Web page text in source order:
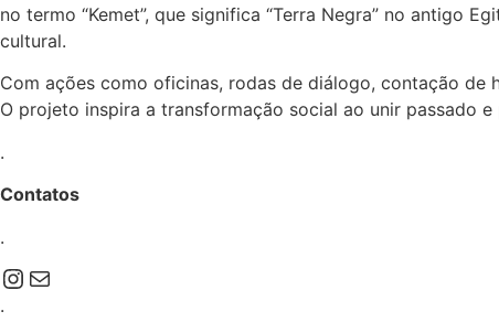
no termo “Kemet”, que significa “Terra Negra” no antigo
cultural.
Com ações como oficinas, rodas de diálogo, contação
O projeto inspira a transformação social ao unir passado
.
Contatos
.
.